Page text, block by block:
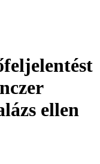
ellen